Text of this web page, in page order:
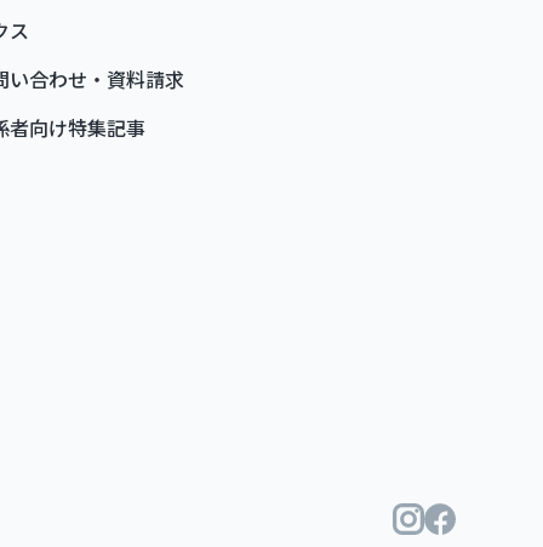
ス
い合わせ・資料請求
者向け特集記事